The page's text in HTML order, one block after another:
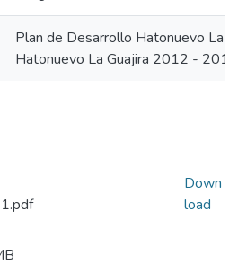
Plan de Desarrollo Hatonuevo La
Hatonuevo La Guajira 2012 - 2015
Down
load